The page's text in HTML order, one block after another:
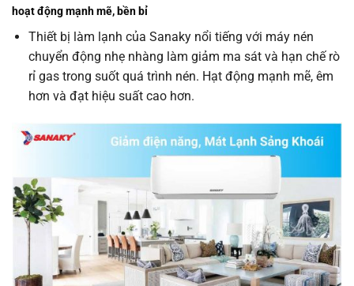
hoạt động mạnh mẽ, bền bỉ
Thiết bị làm lạnh của Sanaky nổi tiếng với máy nén
chuyển động nhẹ nhàng làm giảm ma sát và hạn chế rò
rỉ gas trong suốt quá trình nén. Hạt động mạnh mẽ, êm
hơn và đạt hiệu suất cao hơn.